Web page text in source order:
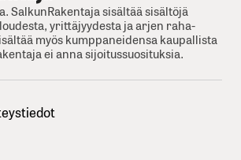
SalkunRakentaja sisältää sisältöjä
yrittäjyydesta ja arjen raha-
myös kumppaneidensa kaupallista
ei anna sijoitussuosituksia.